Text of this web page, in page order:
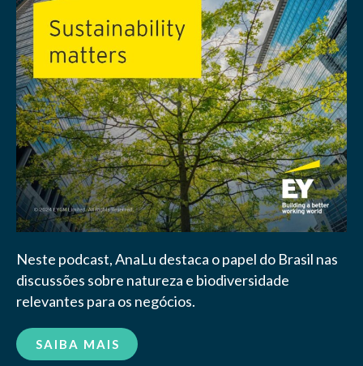
Neste podcast, AnaLu destaca o papel do Brasil nas
discussões sobre natureza e biodiversidade
relevantes para os negócios.
SAIBA MAIS